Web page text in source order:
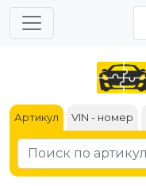
Артикул VIN - номер